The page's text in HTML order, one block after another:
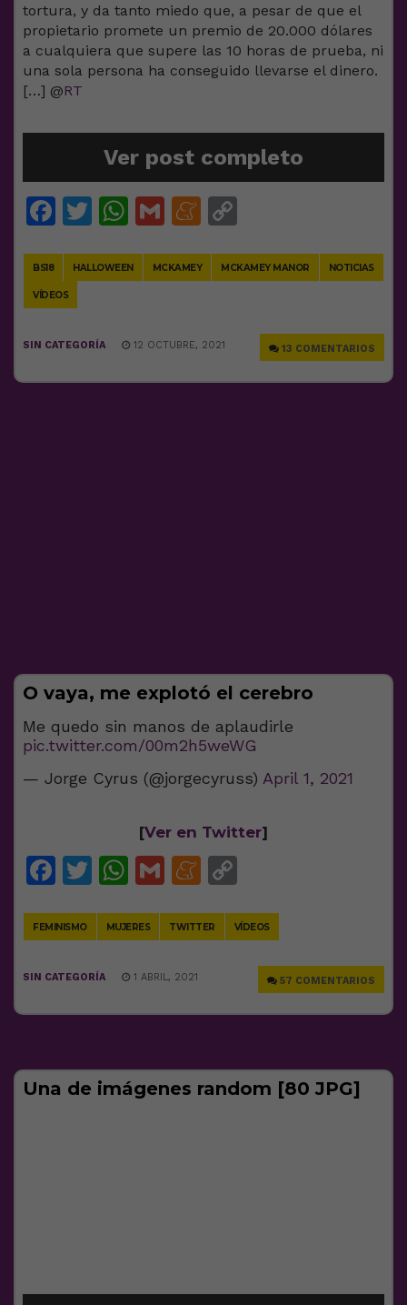
tortura, y da tanto miedo que, a pesar de que el
propietario promete un premio de 20.000 dólares
a cualquiera que supere las 10 horas de prueba, ni
una sola persona ha conseguido llevarse el dinero.
[…] @RT
Ver post completo
Facebook
Twitter
WhatsApp
GmailMeneame
BS18 HALLOWEEN MCKAMEY MCKAMEY MANOR NOTICIAS
VÍDEOS
13 COMENTARIOS
SIN CATEGORÍA 12 OCTUBRE, 2021
O vaya, me explotó el cerebro
Me quedo sin manos de aplaudirle
pic.twitter.com/00m2h5weWG
— Jorge Cyrus (@jorgecyruss) April 1, 2021
[Ver en Twitter]
Facebook
Twitter
WhatsApp
GmailMeneame
FEMINISMO MUJERES TWITTER VÍDEOS
57 COMENTARIOS
SIN CATEGORÍA 1 ABRIL, 2021
Una de imágenes random [80 JPG]